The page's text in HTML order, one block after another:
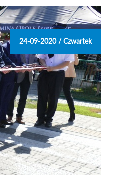
24-09-2020 / Czwartek